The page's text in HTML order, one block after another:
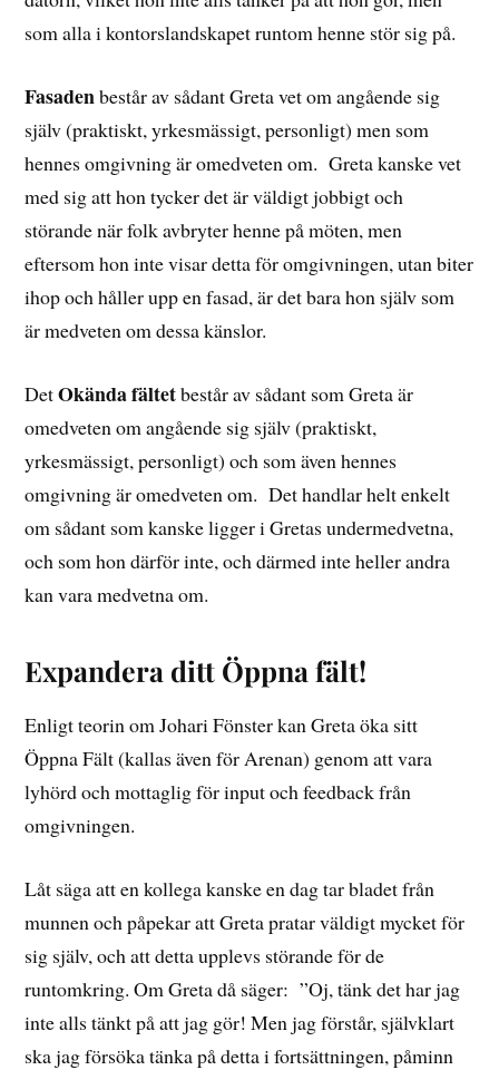
som alla i kontorslandskapet runtom henne stör sig på.
Fasadenbestår av sådant Greta vet om angående sig
själv (praktiskt, yrkesmässigt, personligt) men som
hennes omgivning är omedveten om. Greta kanske vet
med sig att hon tycker det är väldigt jobbigt och
störande när folk avbryter henne på möten, men
eftersom hon inte visar detta för omgivningen, utan biter
ihop och håller upp en fasad, är det bara hon själv som
är medveten om dessa känslor.
DetOkända fältetbestår av sådant som Greta är
omedveten om angående sig själv (praktiskt,
yrkesmässigt, personligt) och som även hennes
omgivning är omedveten om. Det handlar helt enkelt
om sådant som kanske ligger i Gretas undermedvetna,
och som hon därför inte, och därmed inte heller andra
kan vara medvetna om.
Expandera ditt Öppna fält!
Enligt teorin om Johari Fönster kan Greta öka sitt
Öppna Fält (kallas även för Arenan) genom att vara
lyhörd och mottaglig för input och feedback från
omgivningen.
Låt säga att en kollega kanske en dag tar bladet från
munnen och påpekar att Greta pratar väldigt mycket för
sig själv, och att detta upplevs störande för de
runtomkring. Om Greta då säger: ”Oj, tänk det har jag
inte alls tänkt på att jag gör! Men jag förstår, självklart
ska jag försöka tänka på detta i fortsättningen, påminn